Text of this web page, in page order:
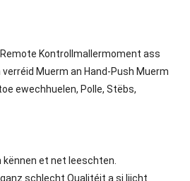
Kontrollmallermoment ass
Muerm an Hand-Push Muerm
ewechhuelen, Polle, Stëbs,
kënnen et net leeschten.
schlecht Qualitéit a si liicht